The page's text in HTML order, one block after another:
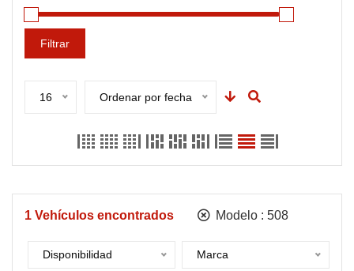
Filtrar
16 Ordenar por fecha
1 Vehículos encontrados Modelo : 508
Disponibilidad Marca